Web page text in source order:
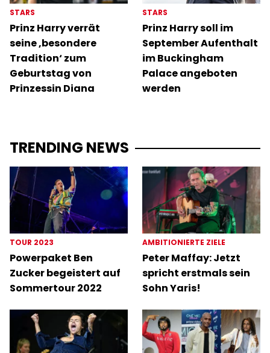
STARS
Prinz Harry verrät
seine ‚besondere
Tradition‘ zum
Geburtstag von
Prinzessin Diana
STARS
Prinz Harry soll im
September Aufenthalt
im Buckingham
Palace angeboten
werden
TRENDING NEWS
TOUR 2023
Powerpaket Ben
Zucker begeistert auf
Sommertour 2022
AMBITIONIERTE ZIELE
Peter Maffay: Jetzt
spricht erstmals sein
Sohn Yaris!